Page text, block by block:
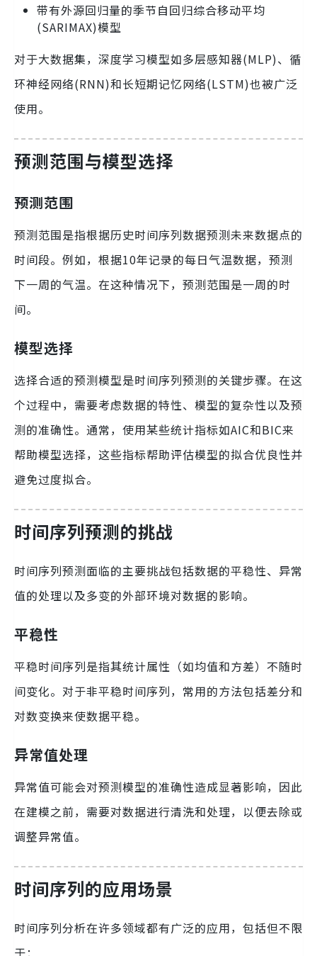
带有外源回归量的季节自回归综合移动平均
(SARIMAX)模型
对于大数据集，深度学习模型如多层感知器(MLP)、循
环神经网络(RNN)和长短期记忆网络(LSTM)也被广泛
使用。
预测范围与模型选择
预测范围
预测范围是指根据历史时间序列数据预测未来数据点的
时间段。例如，根据10年记录的每日气温数据，预测
下一周的气温。在这种情况下，预测范围是一周的时
间。
模型选择
选择合适的预测模型是时间序列预测的关键步骤。在这
个过程中，需要考虑数据的特性、模型的复杂性以及预
测的准确性。通常，使用某些统计指标如AIC和BIC来
帮助模型选择，这些指标帮助评估模型的拟合优良性并
避免过度拟合。
时间序列预测的挑战
时间序列预测面临的主要挑战包括数据的平稳性、异常
值的处理以及多变的外部环境对数据的影响。
平稳性
平稳时间序列是指其统计属性（如均值和方差）不随时
间变化。对于非平稳时间序列，常用的方法包括差分和
对数变换来使数据平稳。
异常值处理
异常值可能会对预测模型的准确性造成显著影响，因此
在建模之前，需要对数据进行清洗和处理，以便去除或
调整异常值。
时间序列的应用场景
时间序列分析在许多领域都有广泛的应用，包括但不限